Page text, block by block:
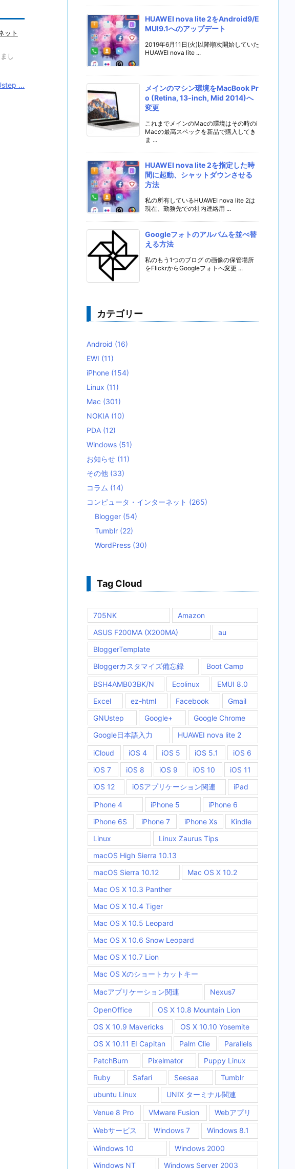
ット
し
...
HUAWEI nova lite 2をAndroid9/E
MUI9.1へのアップデート
2019年6月11日(火)以降順次開始していた
HUAWEI nova lite ...
メインのマシン環境をMacBook Pr
o (Retina, 13-inch, Mid 2014)へ
変更
これまでメインのMacの環境はその時のi
Macの最高スペックを新品で購入してき
ま ...
HUAWEI nova lite 2を指定した時
間に起動、シャットダウンさせる
方法
私の所有しているHUAWEI nova lite 2は
現在、勤務先での社内連絡用 ...
Googleフォトのアルバムを並べ替
える方法
私のもう1つのブログ の画像の保管場所
をFlickrからGoogleフォトへ変更 ...
カテゴリー
Android (16)
EWI (11)
iPhone (154)
Linux (11)
Mac (301)
NOKIA (10)
PDA (12)
Windows (51)
お知らせ (11)
その他 (33)
コラム (14)
コンピュータ・インターネット (265)
Blogger (54)
Tumblr (22)
WordPress (30)
Tag Cloud
705NK
Amazon
ASUS F200MA (X200MA)
au
BloggerTemplate
Bloggerカスタマイズ備忘録
Boot Camp
BSH4AMB03BK/N Ecolinux
EMUI 8.0
Excel
ez-html Facebook
Gmail
GNUstep
Google+
Google Chrome
Google日本語入力
HUAWEI nova lite 2
iCloud iOS 4 iOS 5 iOS 5.1
iOS 6
iOS 7
iOS 8 iOS 9 iOS 10
iOS 11
iOS 12
iOSアプリケーション関連 iPad
iPhone 4 iPhone 5
iPhone 6
iPhone 6S
iPhone 7 iPhone Xs
Kindle
Linux
Linux Zaurus Tips
macOS High Sierra 10.13
macOS Sierra 10.12
Mac OS X 10.2
Mac OS X 10.3 Panther
Mac OS X 10.4 Tiger
Mac OS X 10.5 Leopard
Mac OS X 10.6 Snow Leopard
Mac OS X 10.7 Lion
Mac OS Xのショートカットキー
Macアプリケーション関連 Nexus7
OpenOffice
OS X 10.8 Mountain Lion
OS X 10.9 Mavericks
OS X 10.10 Yosemite
OS X 10.11 EI Capitan
Palm Clie
Parallels
PatchBurn
Pixelmator
Puppy Linux
Ruby
Safari Seesaa
Tumblr
ubuntu Linux
UNIX ターミナル関連
Venue 8 Pro VMware Fusion Webアプリ
Webサービス Windows 7 Windows 8.1
Windows 10
Windows 2000
Windows NT
Windows Server 2003